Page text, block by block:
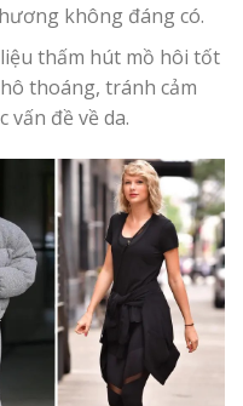
không đáng có.
thấm hút mồ hôi tốt
thoáng, tránh cảm
vấn đề về da.